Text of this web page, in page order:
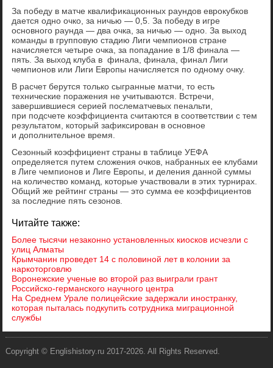
За победу в матче квалификационных раундов еврокубков
дается одно очко, за ничью — 0,5. За победу в игре
основного раунда — два очка, за ничью — одно. За выход
команды в групповую стадию Лиги чемпионов стране
начисляется четыре очка, за попадание в 1/8 финала —
пять. За выход клуба в финала, финала, финал Лиги
чемпионов или Лиги Европы начисляется по одному очку.
В расчет берутся только сыгранные матчи, то есть
технические поражения не учитываются. Встречи,
завершившиеся серией послематчевых пенальти,
при подсчете коэффициента считаются в соответствии с тем
результатом, который зафиксирован в основное
и дополнительное время.
Сезонный коэффициент страны в таблице УЕФА
определяется путем сложения очков, набранных ее клубами
в Лиге чемпионов и Лиге Европы, и деления данной суммы
на количество команд, которые участвовали в этих турнирах.
Общий же рейтинг страны — это сумма ее коэффициентов
за последние пять сезонов.
Читайте также:
Более тысячи незаконно установленных киосков исчезли с
улиц Алматы
Крымчанин проведет 14 с половиной лет в колонии за
наркоторговлю
Воронежские ученые во второй раз выиграли грант
Российско-германского научного центра
На Среднем Урале полицейские задержали иностранку,
которая пыталась подкупить сотрудника миграционной
службы
Copyright © Englishistory.ru 2017-2026. All Rights Reserved.